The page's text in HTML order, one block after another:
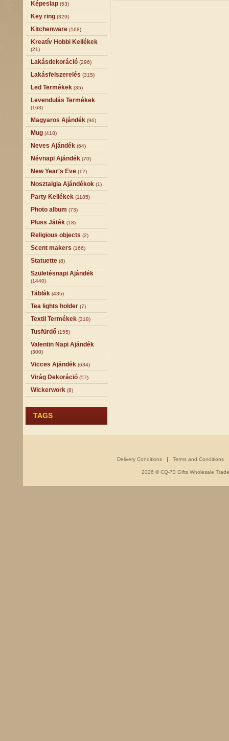
Képeslap (53)
Key ring (329)
Kitchenware (168)
Kreatív Hobbi Kellékek
(21)
Lakásdekoráció (296)
Lakásfelszerelés (315)
Led Termékek (35)
Levendulás Termékek
(163)
Magyaros Ajándék (96)
Mug (418)
Neves Ajándék (64)
Névnapi Ajándék (70)
New Year's Eve (12)
Nosztalgia Ajándékok (1)
Party Kellékek (1185)
Photo album (73)
Plüss Játék (18)
Religious objects (2)
Scent makers (166)
Statuette (8)
Születésnapi Ajándék
(1440)
Táblák (435)
Tea lights holder (7)
Textil Termékek (318)
Tusfürdő (155)
Valentin Napi Ajándék
(300)
Vicces Ajándék (634)
Virág Dekoráció (57)
Wickerwork (8)
TAGS
Delivery Conditions Terms and Conditions
2026 © CQ-73 Gifts Wholesale